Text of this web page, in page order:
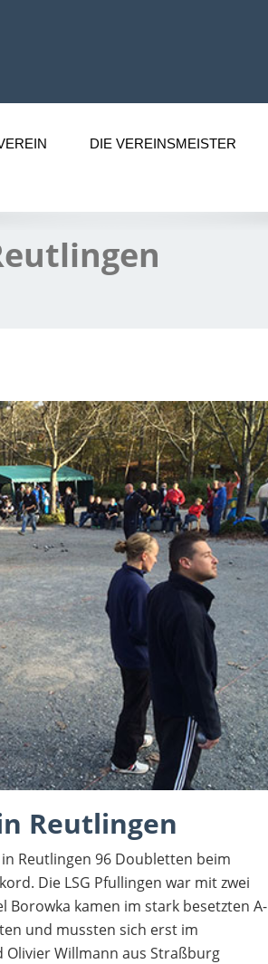
DIE VEREINSMEISTER
Reutlingen
Reutlingen 96 Doubletten beim
Die LSG Pfullingen war mit zwei
Borowka kamen im stark besetzten A-
und mussten sich erst im
Olivier Willmann aus Straßburg